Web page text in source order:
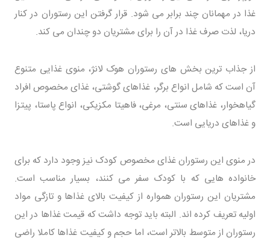
غذا در مهمانان چند برابر می شود. قرار گرفتن این رستوران در کنار
دریا، لذت صرف غذا در آن را برای مشتریان دو چندان می کند.
از جذاب ترین بخش های رستوران هوک لانژ، منوی غذایی متنوع
آن است که شامل انواع برگر، غذاهای گوشتی، غذای مخصوص افراد
گیاهخوار، غذاهای سنتی، مرغی، فاهیتا مکزیکی، انواع پاستا، پیتزا
و غذاهای دریایی است.
در منوی این رستوران غذای مخصوص کودک نیز وجود دارد که برای
خانواده هایی که با کودک سفر می کنند، بسیار مناسب است.
مشتریان این رستوران همواره از کیفیت بالای غذاها و تازگی مواد
اولیه تعریف کرده اند. البته باید توجه داشت که قیمت غذاها در این
رستوران از متوسط بالاتر است، اما حجم و کیفیت غذاها کاملا راضی